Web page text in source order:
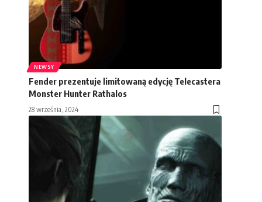
NEWSY
Fender prezentuje limitowaną edycję Telecastera
Monster Hunter Rathalos
28 września, 2024